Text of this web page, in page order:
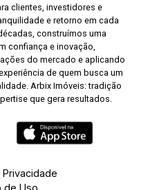
clientes, investidores e
e retorno em cada
construímos uma
confiança e inovação,
do mercado e aplicando
de quem busca um
Arbix Imóveis: tradição
que gera resultados.
de Uso